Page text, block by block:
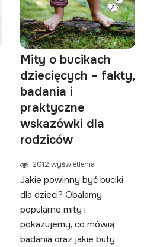
Mity o bucikach
dziecięcych – fakty,
badania i
praktyczne
wskazówki dla
rodziców
2012 wyświetlenia
Jakie powinny być buciki
dla dzieci? Obalamy
popularne mity i
pokazujemy, co mówią
badania oraz jakie buty